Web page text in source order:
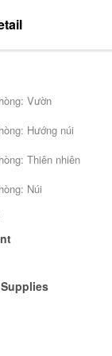
Sign in
Đồng - 0867922938
0
Vườn
Hướng núi
Thiên nhiên
Núi